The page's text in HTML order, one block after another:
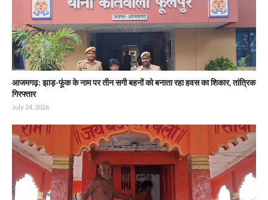
आजमगढ़: झाड़-फूंक के नाम पर तीन सगी बहनों को बनाता रहा हवस का शिकार, तांत्रिक
गिरफ्तार
July 24, 2026